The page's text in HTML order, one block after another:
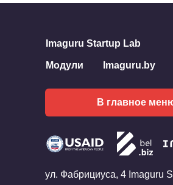
Imaguru Startup Lab
Модули Imaguru.by
ул. Фабрициуса, 4 Imaguru
В главное